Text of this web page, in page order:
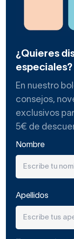
¿Quieres
especiales?
En nuestro
consejos,
exclusivos
5€ de
Nombre
Apellidos